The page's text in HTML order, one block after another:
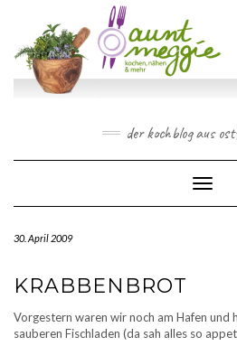
content
der kochblog aus
30. April 2009
KRABBENBROT
Vorgestern waren wir noch am Hafen und
sauberen Fischladen (da sah alles so